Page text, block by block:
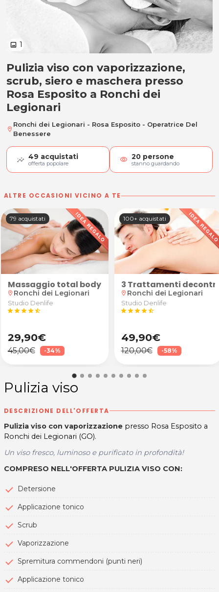
image 1
Pulizia viso
Pulizia viso con vaporizzazione,
scrub, siero e maschera presso
Rosa Esposito a Ronchi dei
Legionari
location_on
Ronchi dei Legionari - Rosa Esposito - Operatrice Del
Benessere
49 acquistati
offerta popolare visibility 20 persone
stanno guardando
ALTRE OCCASIONI VICINO A TE
o gonfiore/tensione da Nicholas Turella Massaggi e Riflessologia Plantare a Monfalcone
da Autofficina Folla a San Canzian
da vista antiriflesso
79 acquistati
Massaggio total body e scrub
location_on Ronchi dei Legionari
Studio Denlife
starstarstarstarstar_half
29,90€
45,00€ -34%
100+ acquistati
3 Trattamenti
location_on Ronchi dei Legionari
Studio Denlife
starstarstarstarstar_half
49,90€
120,00€ -58%
Pulizia viso
DESCRIZIONE DELL'OFFERTA
Pulizia viso con vaporizzazione presso Rosa Esposito a
Ronchi dei Legionari (GO).
Un viso fresco, luminoso e purificato in profondità!
COMPRESO NELL'OFFERTA PULIZIA VISO CON:
Detersione
Applicazione tonico
Scrub
Vaporizzazione
Spremitura commendoni (punti neri)
Applicazione tonico